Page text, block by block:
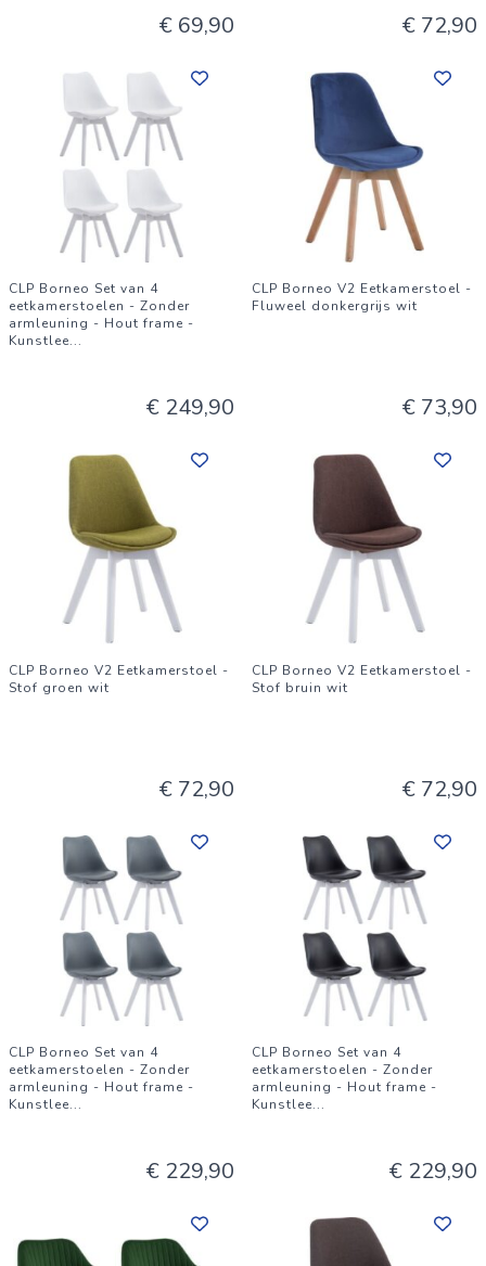
€ 69,90 € 72,90
CLP Borneo Set van 4
eetkamerstoelen - Zonder
armleuning - Hout frame -
Kunstlee...
€ 249,90
CLP Borneo V2 Eetkamerstoel -
Fluweel donkergrijs wit
€ 73,90
CLP Borneo V2 Eetkamerstoel -
Stof groen wit
€ 72,90
CLP Borneo V2 Eetkamerstoel -
Stof bruin wit
€ 72,90
CLP Borneo Set van 4
eetkamerstoelen - Zonder
armleuning - Hout frame -
Kunstlee...
€ 229,90
CLP Borneo Set van 4
eetkamerstoelen - Zonder
armleuning - Hout frame -
Kunstlee...
€ 229,90